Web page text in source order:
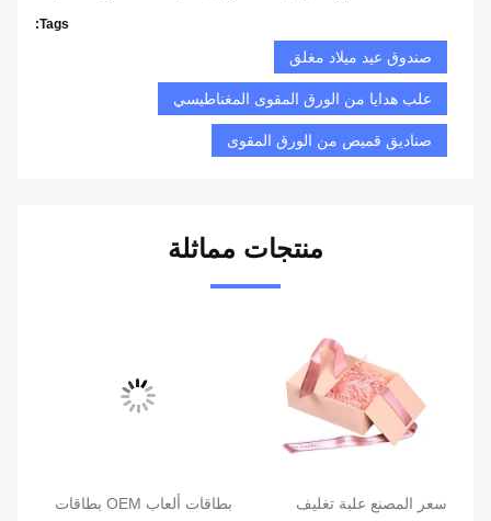
Tags:
صندوق عيد ميلاد مغلق
علب هدايا من الورق المقوى المغناطيسي
صناديق قميص من الورق المقوى
منتجات مماثلة
سعر المصنع علبة تغليف
بطاقات ألعاب OEM بطاقات